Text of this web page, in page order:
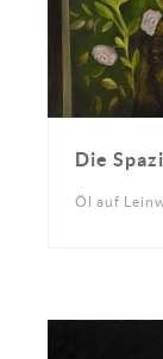
Die
Öl auf